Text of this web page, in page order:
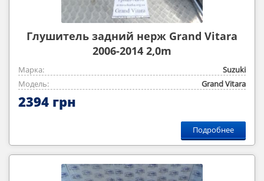
Глушитель задний нерж Grand Vitara
2006-2014 2,0m
Марка:
Suzuki
Модель:
Grand Vitara
2394 грн
Подробнее